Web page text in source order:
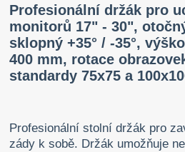
Profesionální držák pro
monitorů 17" - 30",
sklopný +35° / -35°,
400 mm, rotace
standardy 75x75 a
Profesionální stolní držák pro
zády k sobě. Držák umožňuje